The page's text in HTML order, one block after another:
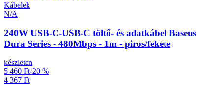
Kábelek
N/A
240W USB-C-USB-C töltő- és adatkábel Baseus
Dura Series - 480Mbps - 1m - piros/fekete
készleten
5 460 Ft-20 %
4 367 Ft